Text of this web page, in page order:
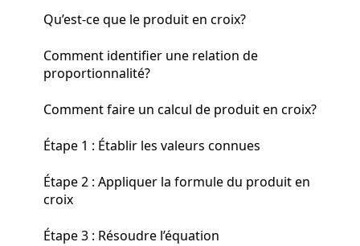
Qu’est-ce que le produit en croix?
Comment identifier une relation de
proportionnalité?
Comment faire un calcul de produit en croix?
Étape 1 : Établir les valeurs connues
Étape 2 : Appliquer la formule du produit en
croix
Étape 3 : Résoudre l’équation